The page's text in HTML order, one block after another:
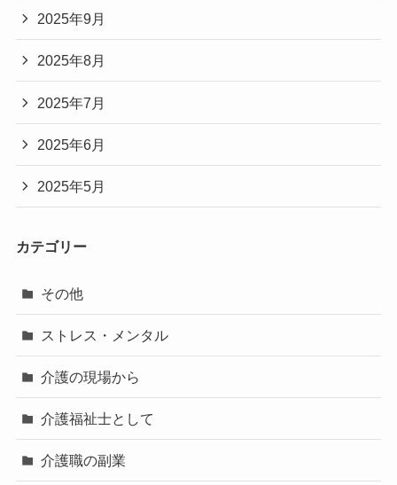
2025年9月
2025年8月
2025年7月
2025年6月
2025年5月
カテゴリー
その他
ストレス・メンタル
介護の現場から
介護福祉士として
介護職の副業